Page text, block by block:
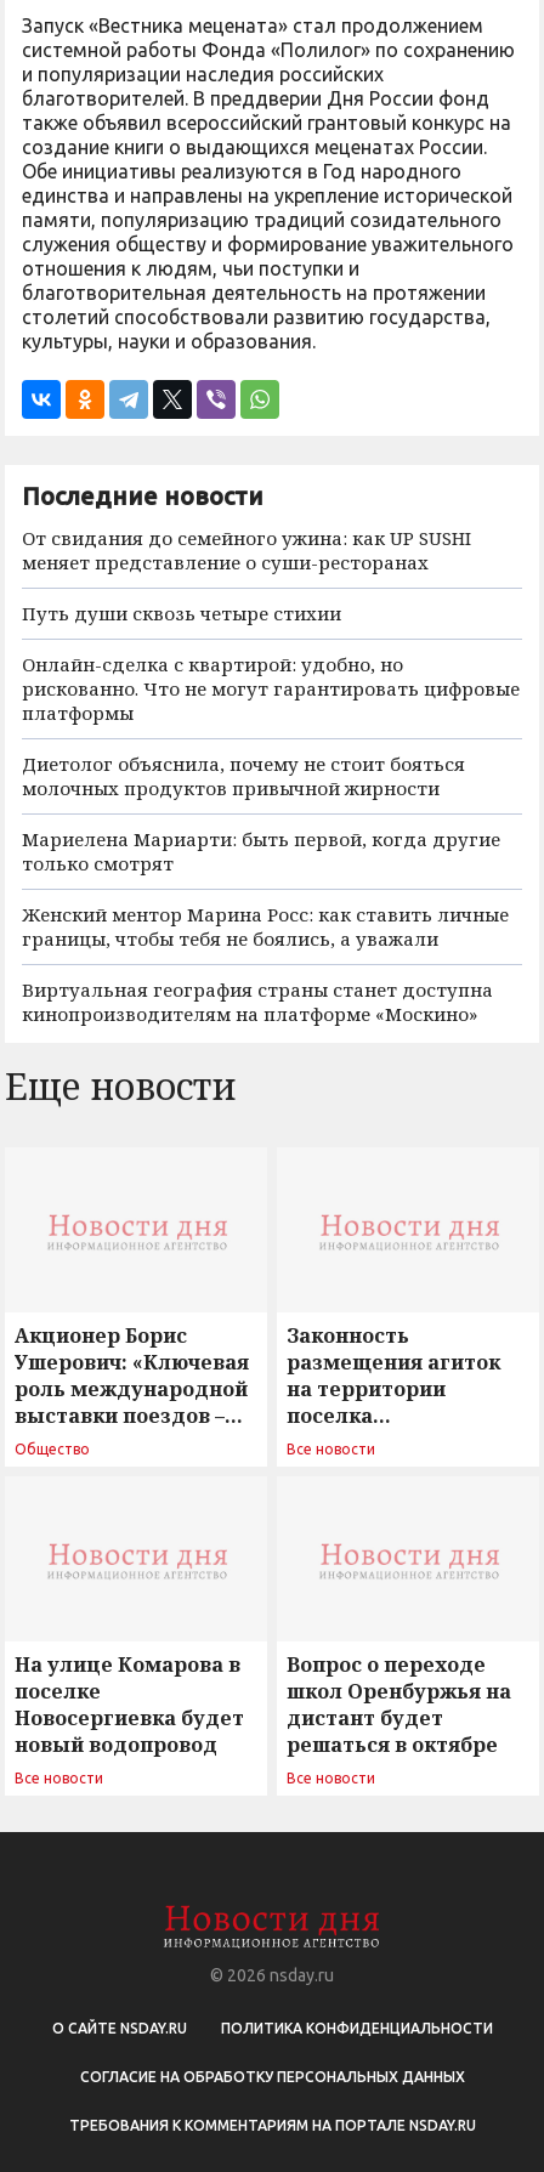
Запуск «Вестника мецената» стал продолжением
системной работы Фонда «Полилог» по сохранению
и популяризации наследия российских
благотворителей. В преддверии Дня России фонд
также объявил всероссийский грантовый конкурс на
создание книги о выдающихся меценатах России.
Обе инициативы реализуются в Год народного
единства и направлены на укрепление исторической
памяти, популяризацию традиций созидательного
служения обществу и формирование уважительного
отношения к людям, чьи поступки и
благотворительная деятельность на протяжении
столетий способствовали развитию государства,
культуры, науки и образования.
Последние новости
От свидания до семейного ужина: как UP SUSHI
меняет представление о суши-ресторанах
Путь души сквозь четыре стихии
Онлайн-сделка с квартирой: удобно, но
рискованно. Что не могут гарантировать цифровые
платформы
Диетолог объяснила, почему не стоит бояться
молочных продуктов привычной жирности
Мариелена Мариарти: быть первой, когда другие
только смотрят
Женский ментор Марина Росс: как ставить личные
границы, чтобы тебя не боялись, а уважали
Виртуальная география страны станет доступна
кинопроизводителям на платформе «Москино»
Еще новости
Акционер Борис
Ушерович: «Ключевая
роль международной
выставки поездов –
поиск ответов на
Общество
Законность
размещения агиток
на территории
поселка
Новосергиевка
Все новости
На улице Комарова в
поселке
Новосергиевка будет
новый водопровод
Все новости
Вопрос о переходе
школ Оренбуржья на
дистант будет
решаться в октябре
Все новости
© 2026 nsday.ru
О САЙТЕ NSDAY.RU ПОЛИТИКА КОНФИДЕНЦИАЛЬНОСТИ
СОГЛАСИЕ НА ОБРАБОТКУ ПЕРСОНАЛЬНЫХ ДАННЫХ
ТРЕБОВАНИЯ К КОММЕНТАРИЯМ НА ПОРТАЛЕ NSDAY.RU